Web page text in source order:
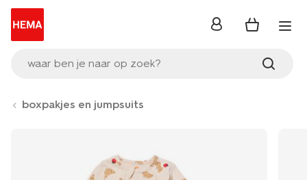
waar ben je naar op zoek?
inloggen
boxpakjes en jumpsuits